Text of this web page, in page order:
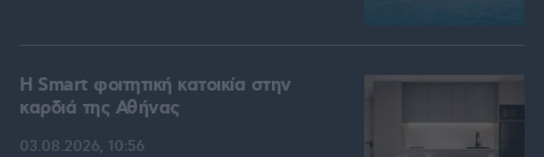
Η Smart φοιτητική κατοικία στην
καρδιά της Αθήνας
03.08.2026, 10:56